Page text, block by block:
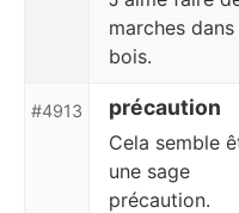
marches dans
bois.
#4913 précaution
Cela semble
une sage
précaution.